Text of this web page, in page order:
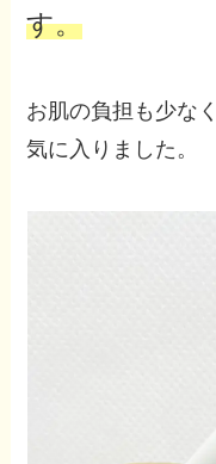
す。
お肌の負担も少な
気に入りました。